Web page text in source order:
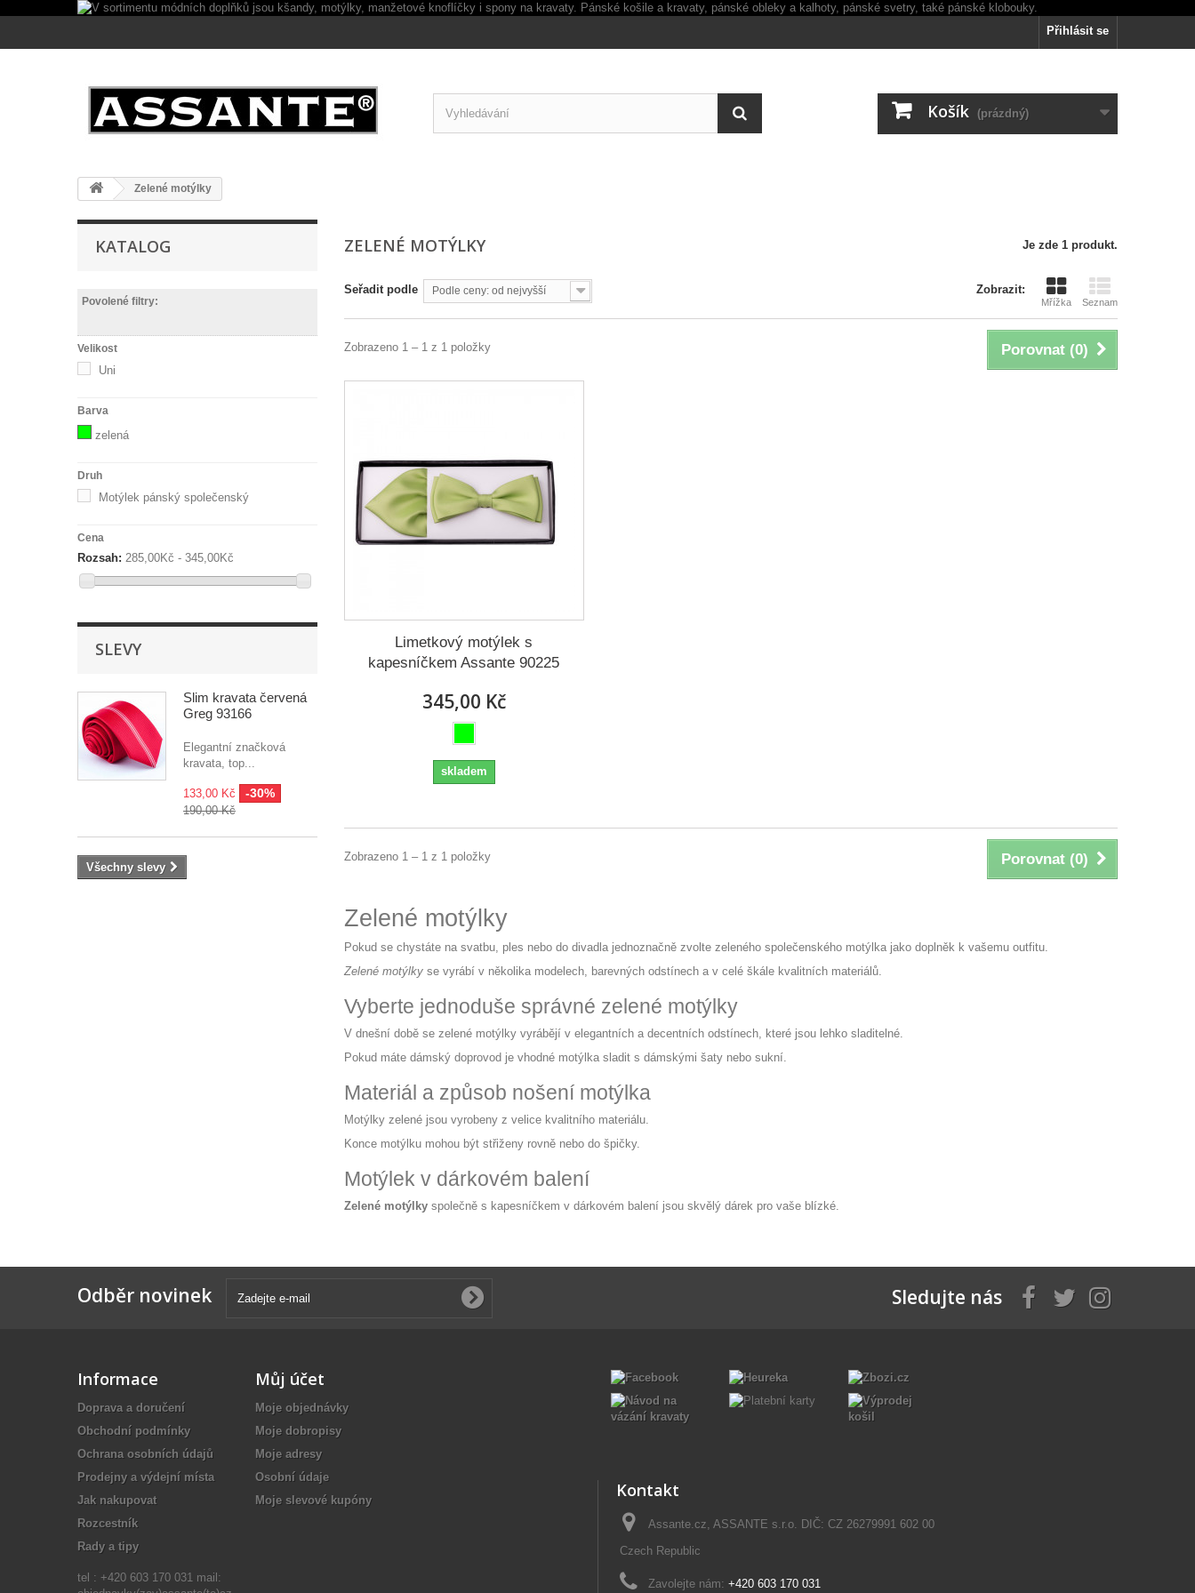
Přihlásit se
Košík (prázdný)
Zelené motýlky
KATALOG
Povolené filtry:
Velikost
Uni
Barva
zelená
Druh
Motýlek pánský společenský
Cena
Rozsah: 285,00Kč - 345,00Kč
SLEVY
Slim kravata červená
Greg 93166
Elegantní značková
kravata, top...
133,00 Kč -30%
190,00 Kč
Všechny slevy
ZELENÉ MOTÝLKY Je zde 1 produkt.
Zobrazit:
Mřížka Seznam
Seřadit podle Podle ceny: od nejvyšší
Porovnat (0)
Zobrazeno 1 – 1 z 1 položky
Limetkový motýlek s
kapesníčkem Assante 90225
345,00 Kč
skladem
Porovnat (0)
Zobrazeno 1 – 1 z 1 položky
Zelené motýlky
Pokud se chystáte na svatbu, ples nebo do divadla jednoznačně zvolte zeleného společenského motýlka jako doplněk k vašemu outfitu.
Zelené motýlky se vyrábí v několika modelech, barevných odstínech a v celé škále kvalitních materiálů.
Vyberte jednoduše správné zelené motýlky
V dnešní době se zelené motýlky vyrábějí v elegantních a decentních odstínech, které jsou lehko sladitelné.
Pokud máte dámský doprovod je vhodné motýlka sladit s dámskými šaty nebo sukní.
Materiál a způsob nošení motýlka
Motýlky zelené jsou vyrobeny z velice kvalitního materiálu.
Konce motýlku mohou být střiženy rovně nebo do špičky.
Motýlek v dárkovém balení
Zelené motýlky společně s kapesníčkem v dárkovém balení jsou skvělý dárek pro vaše blízké.
Odběr novinek Sledujte nás
Informace
Doprava a doručení
Obchodní podmínky
Ochrana osobních údajů
Prodejny a výdejní místa
Jak nakupovat
Rozcestník
Rady a tipy
tel : +420 603 170 031 mail:
Můj účet
Moje objednávky
Moje dobropisy
Moje adresy
Osobní údaje
Moje slevové kupóny
Kontakt
Assante.cz, ASSANTE s.r.o. DIČ: CZ 26279991 602 00
Czech Republic
Zavolejte nám: +420 603 170 031